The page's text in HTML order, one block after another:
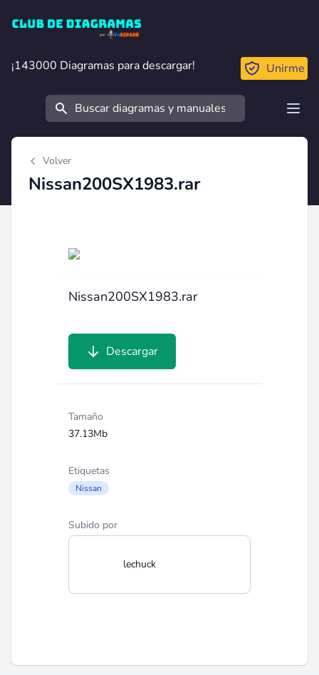
Club de Diagramas
¡143000 Diagramas para descargar!
¡143000 Diagramas para descargar! Unirme
Buscar
Volver
Nissan200SX1983.rar
Nissan200SX1983.rar
Descargar
Tamaño
37.13Mb
Etiquetas
Nissan
Subido por
lechuck